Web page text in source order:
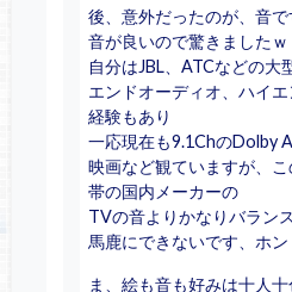
後、意外だったのが、音
音が良いので驚きましたｗ
自分はJBL、ATCなどの大
エンドオーディオ、ハイ
経験もあり
一応現在も9.1ChのDolby
映画など観ていますが、
帯の国内メーカーの
TVの音よりかなりバラン
馬鹿にできないです、ホン
ま、絵も音も好みは十人